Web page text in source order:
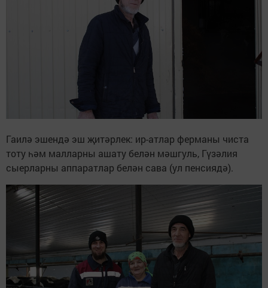
Гаилә эшендә эш җитәрлек: ир-атлар ферманы чиста
тоту һәм малларны ашату белән мәшгуль, Гүзәлия
сыерларны аппаратлар белән сава (ул пенсиядә).